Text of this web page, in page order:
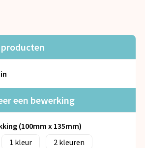
en buiten
Fiets
een bewerking
(100mm x 135mm)
1
2